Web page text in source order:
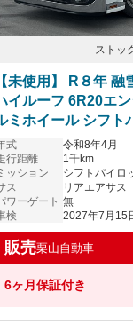
ストッ
【未使用】 R８年
イルーフ 6R20エ
ミホイール シフト
レート 車検付き
式
令和8年4月
行距離
1千km
ッション
シフトパイロ
ス
リアエアサス
ワーゲート 無
検
2027年7月15
販売栗山自動車
6ヶ月保証付き